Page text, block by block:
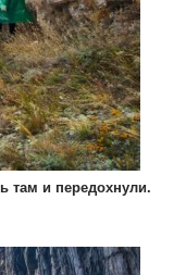
там и передохнули.